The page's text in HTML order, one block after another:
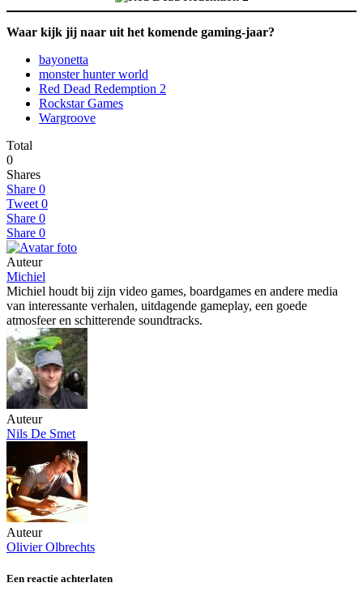
Waar kijk jij naar uit het komende gaming-jaar?
bayonetta
monster hunter world
Red Dead Redemption 2
Rockstar Games
Wargroove
Total
0
Shares
Share 0
Tweet 0
Share 0
Share 0
Auteur
Michiel
Michiel houdt bij zijn video games, boardgames en andere media
van interessante verhalen, uitdagende gameplay, een goede
atmosfeer en schitterende soundtracks.
Auteur
Nils De Smet
Auteur
Olivier Olbrechts
Een reactie achterlaten